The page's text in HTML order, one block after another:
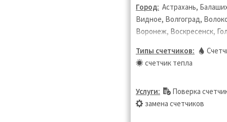
Город: Астрахань,
Видное, Волгоград,
Воронеж, Воскресенск,
Дмитров, Долгопрудный,
Дубна, Екатеринбург,
Ивантеевка, Ижевск,
Калининград, Калуга,
Типы счетчиков:
счетчик тепла
Услуги: Поверка
замена счетчиков